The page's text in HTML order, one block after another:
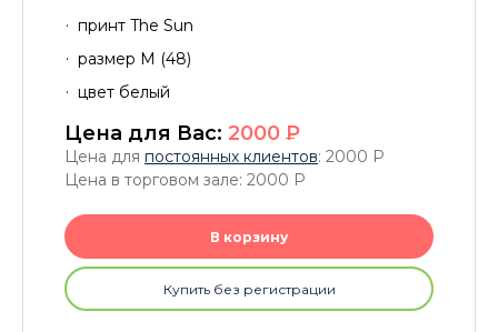
принт The Sun
размер M (48)
цвет белый
Цена для Вас: 2000 P
Цена для постоянных клиентов: 2000 P
Цена в торговом зале: 2000 P
В корзину
Купить без регистрации